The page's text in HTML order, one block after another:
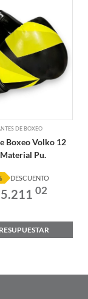
DE BOXEO
Boxeo Volko 12
Pu.
DESCUENTO
02